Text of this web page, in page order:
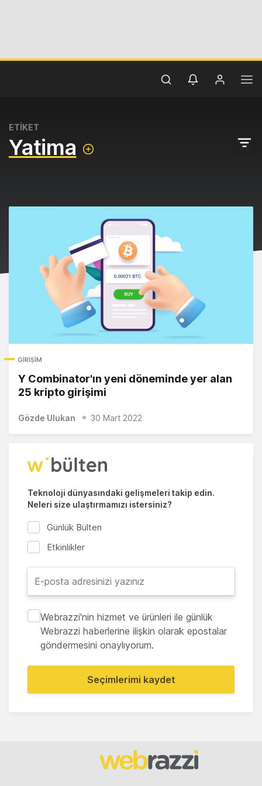
ETİKET
Yatima
GIRIŞIM
Y Combinator'ın yeni döneminde yer alan
25 kripto girişimi
Gözde Ulukan 30 Mart 2022
Teknoloji dünyasındaki gelişmeleri takip edin.
Neleri size ulaştırmamızı istersiniz?
Günlük Bülten
Etkinlikler
Webrazzi'nin hizmet ve ürünleri ile günlük
Webrazzi haberlerine ilişkin olarak epostalar
göndermesini onaylıyorum.
Seçimlerimi kaydet